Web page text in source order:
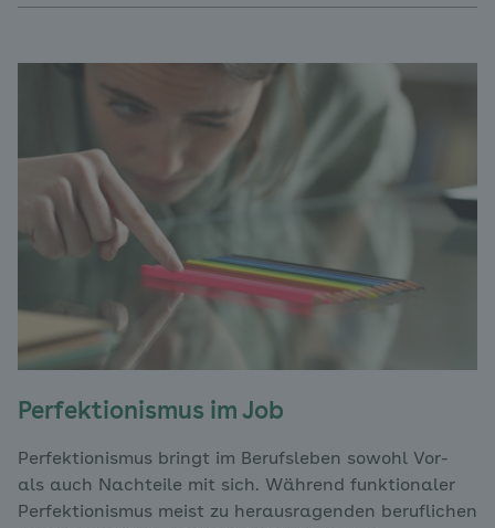
Perfektionismus im Job
Perfektionismus bringt im Berufsleben sowohl Vor-
als auch Nachteile mit sich. Während funktionaler
Perfektionismus meist zu herausragenden beruflichen